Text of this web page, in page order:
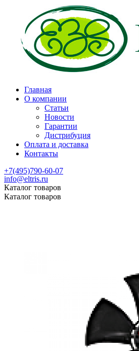
Главная
О компании
Статьи
Новости
Гарантии
Дистрибуция
Оплата и доставка
Контакты
+7(495)790-60-07
info@eltris.ru
Каталог товаров
Каталог товаров